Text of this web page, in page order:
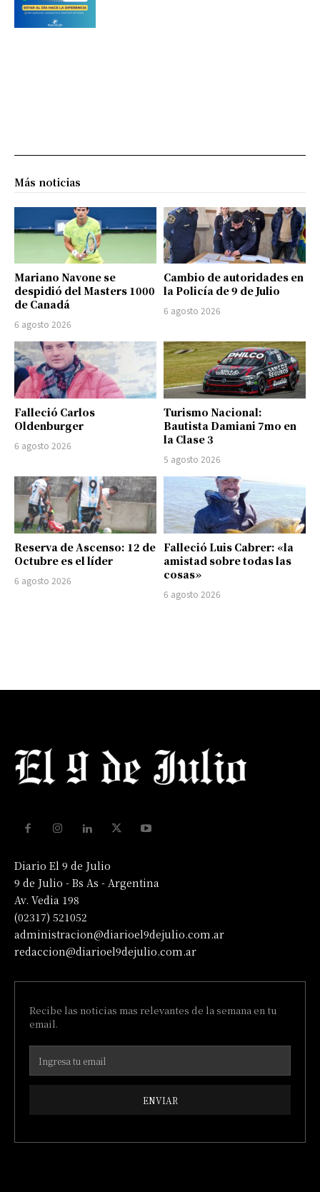
Más noticias
Mariano Navone se
despidió del Masters 1000
de Canadá
6 agosto 2026
Cambio de autoridades en
la Policía de 9 de Julio
6 agosto 2026
Falleció Carlos
Oldenburger
6 agosto 2026
Turismo Nacional:
Bautista Damiani 7mo en
la Clase 3
5 agosto 2026
Reserva de Ascenso: 12 de
Octubre es el líder
6 agosto 2026
Falleció Luis Cabrer: «la
amistad sobre todas las
cosas»
6 agosto 2026
Diario El 9 de Julio
9 de Julio - Bs As - Argentina
Av. Vedia 198
(02317) 521052
administracion@diarioel9dejulio.com.ar
redaccion@diarioel9dejulio.com.ar
Recibe las noticias mas relevantes de la semana en tu
email.
ENVIAR